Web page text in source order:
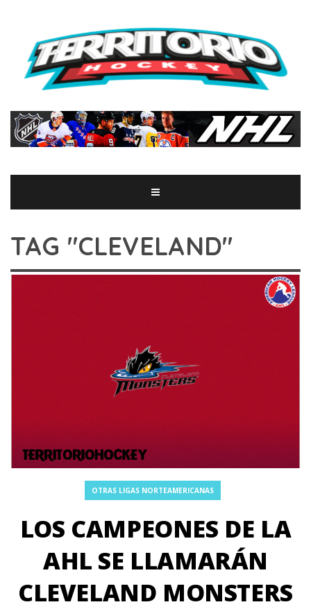
TAG "CLEVELAND"
OTRAS LIGAS NORTEAMERICANAS
LOS CAMPEONES DE LA
AHL SE LLAMARÁN
CLEVELAND MONSTERS